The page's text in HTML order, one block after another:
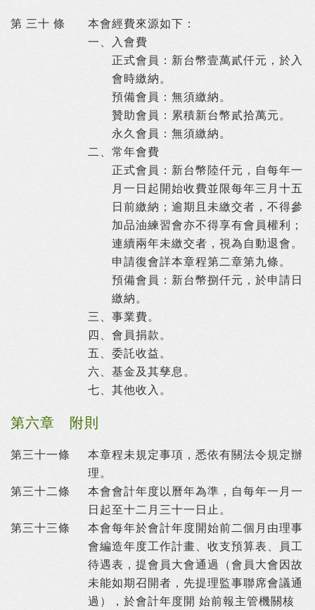
第 三十 條
本會經費來源如下：
一、
入會費
正式會員：新台幣壹萬貳仟元，於入
會時繳納。
預備會員：無須繳納。
贊助會員：累積新台幣貳拾萬元。
永久會員：無須繳納。
二、 常年會費
正式會員：新台幣陸仟元，自每年一
月一日起開始收費並限每年三月十五
日前繳納；逾期且未繳交者，不得參
加品油練習會亦不得享有會員權利；
連續兩年未繳交者，視為自動退會。
申請復會詳本章程第二章第九條。
預備會員：新台幣捌仟元，於申請日
繳納。
三、 事業費。
四、 會員捐款。
五、 委託收益。
六、 基金及其孳息。
七、 其他收入。
第六章 附則
第三十一條
本章程未規定事項，悉依有關法令規定辦
理。
第三十二條
本會會計年度以曆年為準，自每年一月一
日起至十二月三十一日止。
第三十三條
本會每年於會計年度開始前二個月由理事
會編造年度工作計畫、收支預算表、員工
待遇表，提會員大會通過（會員大會因故
未能如期召開者，先提理監事聯席會議通
過），於會計年度開 始前報主管機關核